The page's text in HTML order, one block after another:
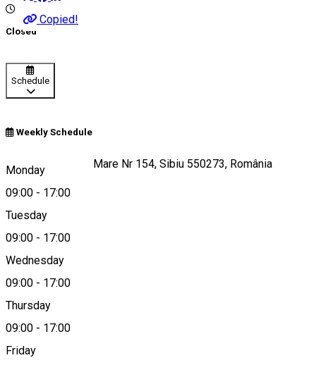
Copied!
Closed
Schedule
Weekly Schedule
Monday
09:00 - 17:00
Tuesday
09:00 - 17:00
Wednesday
09:00 - 17:00
Thursday
09:00 - 17:00
Friday
Strada Ștefan cel Mare Nr 154, Sibiu 550273, România
Map